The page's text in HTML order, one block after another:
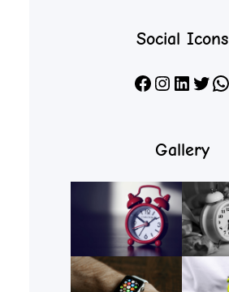
Social Icons
Facebook Instagram LinkedIn X WhatsApp
Gallery